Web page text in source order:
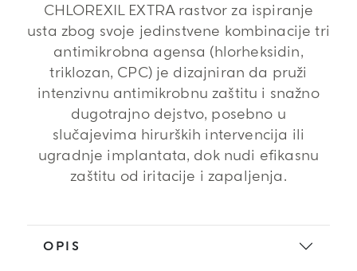
CHLOREXIL EXTRA rastvor za ispiranje
usta zbog svoje jedinstvene kombinacije tri
antimikrobna agensa (hlorheksidin,
triklozan, CPC) je dizajniran da pruži
intenzivnu antimikrobnu zaštitu i snažno
dugotrajno dejstvo, posebno u
slučajevima hirurških intervencija ili
ugradnje implantata, dok nudi efikasnu
zaštitu od iritacije i zapaljenja.
OPIS